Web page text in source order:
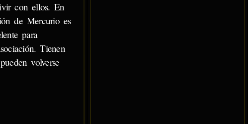
con ellos. En
de Mercurio es
para
Tienen
volverse